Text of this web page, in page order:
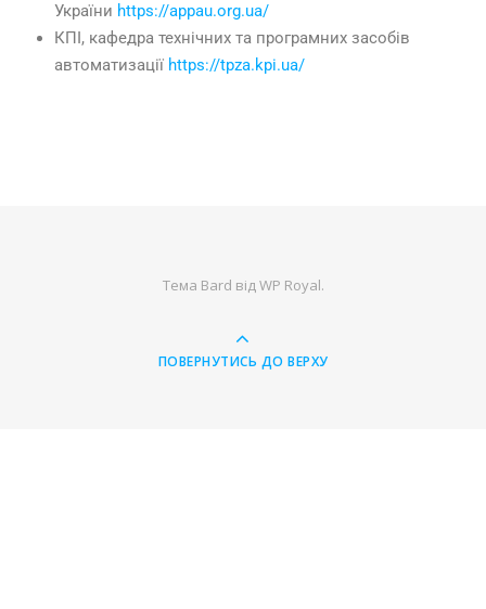
України https://appau.org.ua/
КПІ, кафедра технічних та програмних засобів
автоматизації https://tpza.kpi.ua/
Тема Bard відWP Royal.
ПОВЕРНУТИСЬ ДО ВЕРХУ